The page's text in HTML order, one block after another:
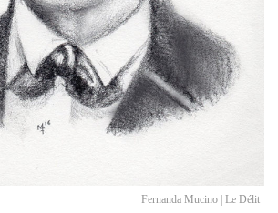
Fernanda Mucino | Le Délit